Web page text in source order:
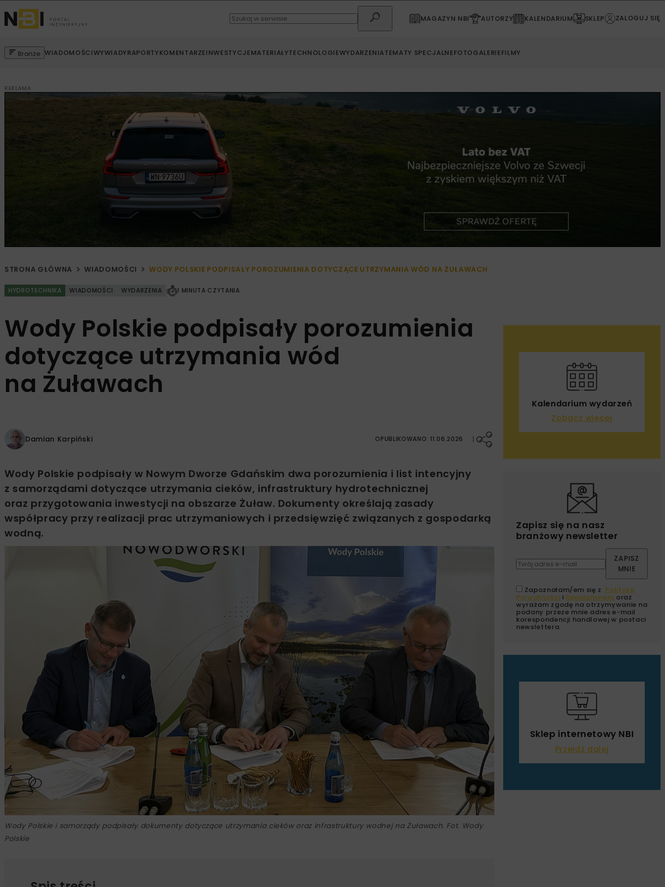
MAGAZYN NBI AUTORZY KALENDARIUM SKLEP ZALOGUJ SIĘ
Branże WIADOMOŚCIWYWIADYRAPORTYKOMENTARZEINWESTYCJEMATERIAŁYTECHNOLOGIEWYDARZENIATEMATY SPECJALNEFOTOGALERIEFILMY
REKLAMA
STRONA GŁÓWNA WIADOMOŚCI WODY POLSKIE PODPISAŁY POROZUMIENIA DOTYCZĄCE UTRZYMANIA WÓD NA ŻUŁAWACH
HYDROTECHNIKA WIADOMOŚCI WYDARZENIA 1 MINUTA CZYTANIA
Wody Polskie podpisały porozumienia
dotyczące utrzymania wód
na Żuławach
Damian Karpiński OPUBLIKOWANO: 11.06.2026
Wody Polskie podpisały w Nowym Dworze Gdańskim dwa porozumienia i list intencyjny
z samorządami dotyczące utrzymania cieków, infrastruktury hydrotechnicznej
oraz przygotowania inwestycji na obszarze Żuław. Dokumenty określają zasady
współpracy przy realizacji prac utrzymaniowych i przedsięwzięć związanych z gospodarką
wodną.
Wody Polskie i samorządy podpisały dokumenty dotyczące utrzymania cieków oraz infrastruktury wodnej na Żuławach. Fot. Wody
Polskie
Kalendarium wydarzeń
Zobacz więcej
Zapisz się na nasz
branżowy newsletter
ZAPISZ
MNIE
Zapoznałam/em się z Polityką
Prywatności i Regulaminem oraz
wyrażam zgodę na otrzymywanie na
podany przeze mnie adres e-mail
korespondencji handlowej w postaci
newslettera.
Sklep internetowy NBI
Przejdź dalej